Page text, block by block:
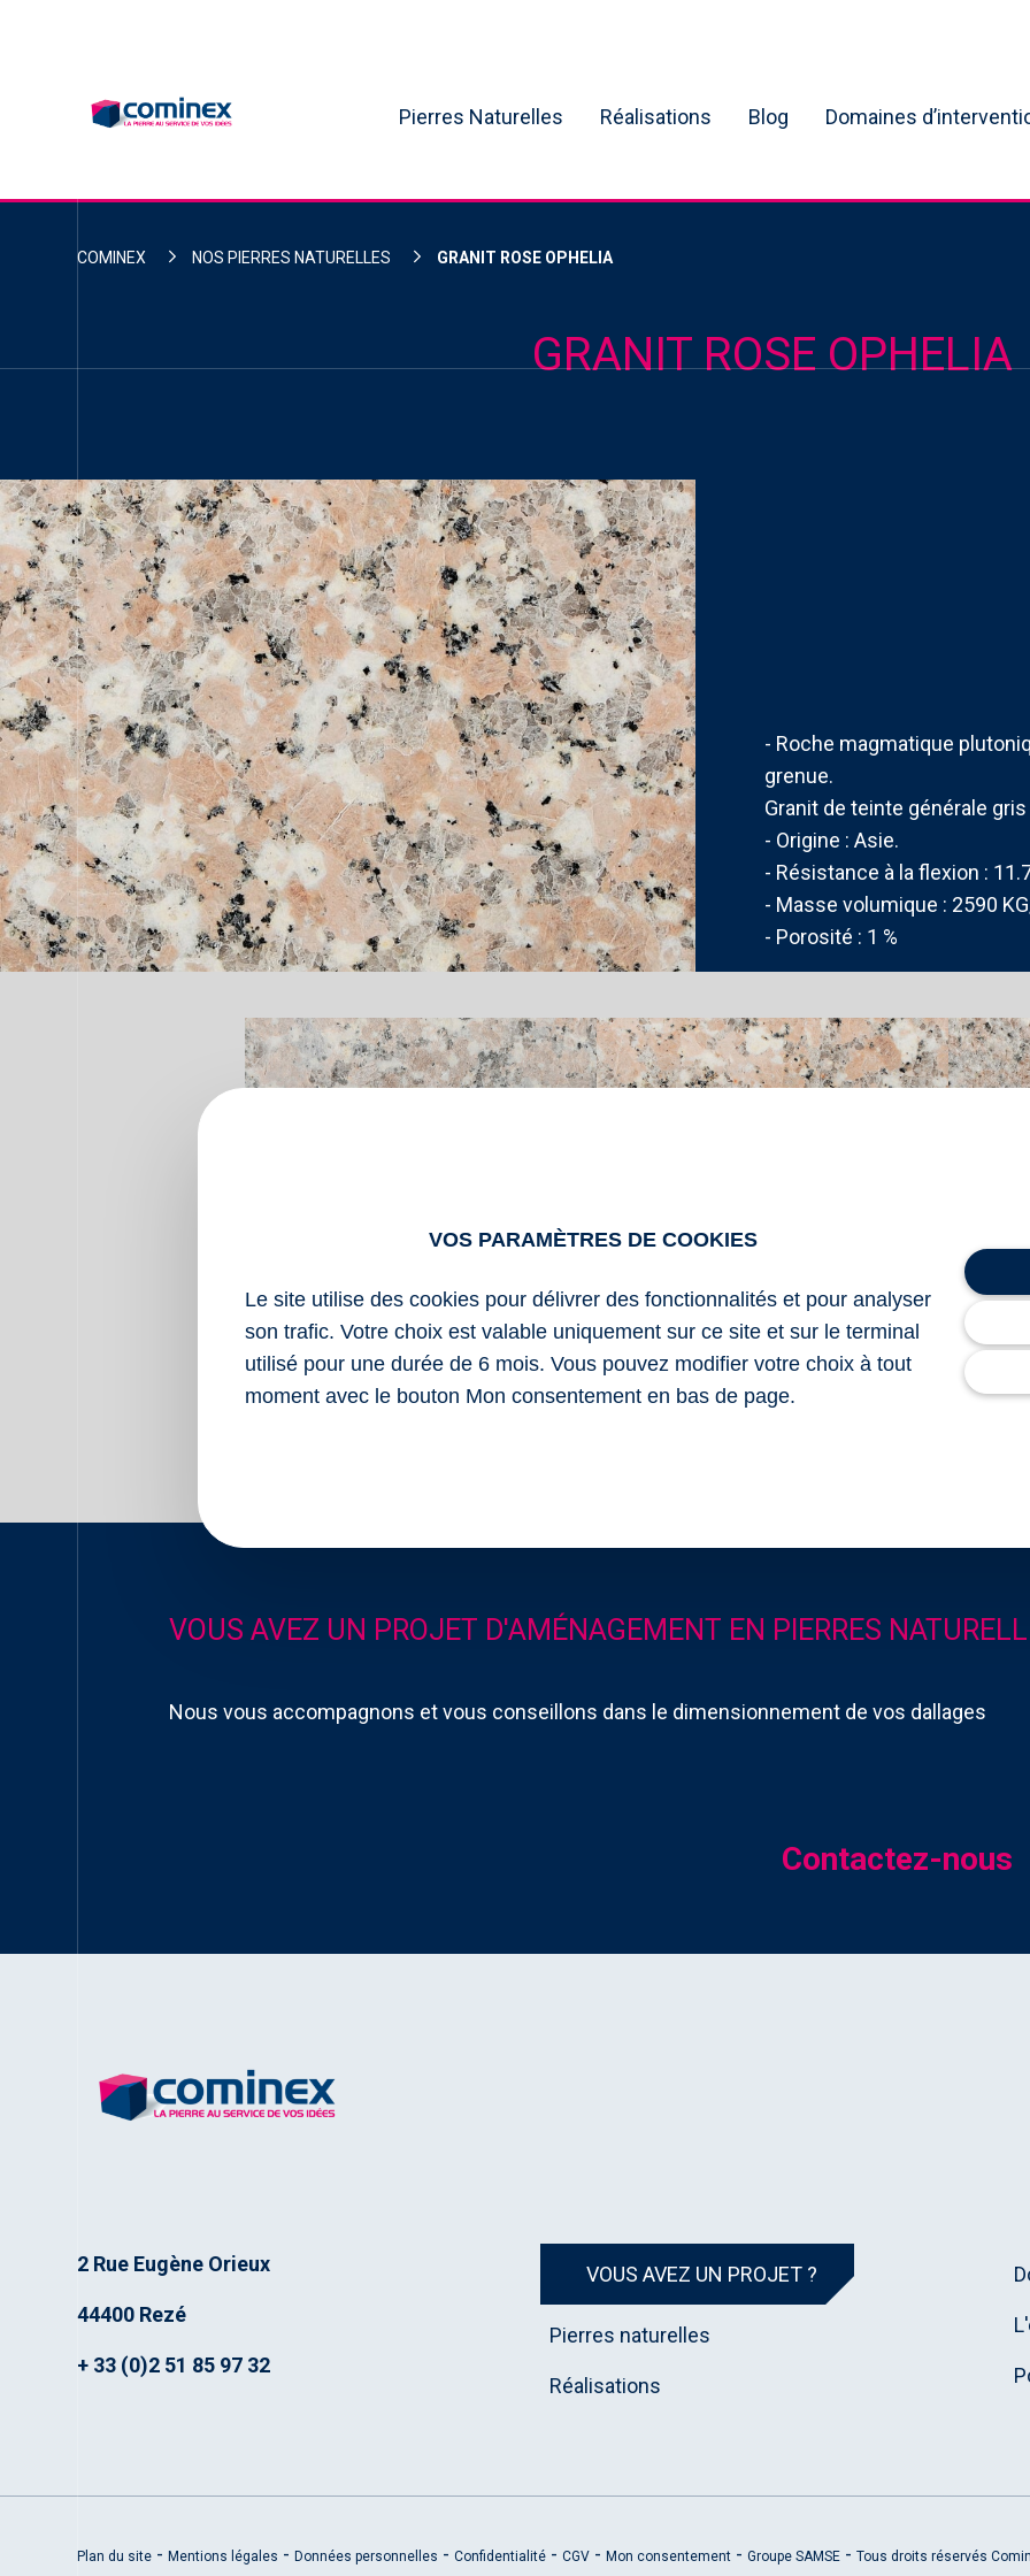
Pierres Naturelles
Réalisations Blog Domaines
COMINEX NOS PIERRES NATURELLES GRANIT ROSE OPHELIA
GRANIT ROSE OPHELIA
- Roche magmatique
grenue.
Granit de teinte générale
- Origine : Asie.
- Résistance à la flexion :
- Masse volumique : 2590
- Porosité : 1 %
VOUS AVEZ UN PROJET D'AMÉNAGEMENT EN PIERRES
Nous vous accompagnons et vous conseillons dans le dimensionnement de vos dallages
Contactez-nous
2 Rue Eugène Orieux
44400 Rezé
+ 33 (0)2 51 85 97 32
VOUS AVEZ UN PROJET ?
Pierres naturelles
Réalisations
Plan du site Mentions légales Données personnelles Confidentialité CGV Mon consentement Groupe SAMSE Tous droits réservés
VOS PARAMÈTRES DE COOKIES
Le site utilise des cookies pour délivrer des fonctionnalités et pour analyser
son trafic. Votre choix est valable uniquement sur ce site et sur le terminal
utilisé pour une durée de 6 mois. Vous pouvez modifier votre choix à tout
moment avec le bouton Mon consentement en bas de page.